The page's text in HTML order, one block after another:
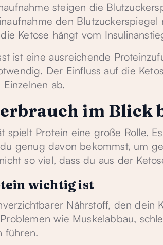
steigen die
den
Ketose hängt vom
ist eine ausreichende
Der Einfluss auf die
ab.
im Blick
spielt Protein eine große Rolle.
genug davon bekommst, um
so viel, dass du aus der
wichtig ist
Nährstoff, den dein
wie Muskelabbau,
führen.